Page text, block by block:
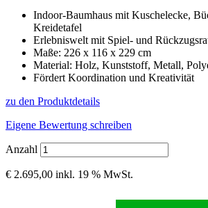
Indoor-Baumhaus mit Kuschelecke,
Kreidetafel
Erlebniswelt mit Spiel- und
Maße: 226 x 116 x 229 cm
Material: Holz, Kunststoff, Metall,
Fördert Koordination und Kreativität
zu den Produktdetails
Eigene Bewertung schreiben
Anzahl
€ 2.695,00 inkl. 19 % MwSt.